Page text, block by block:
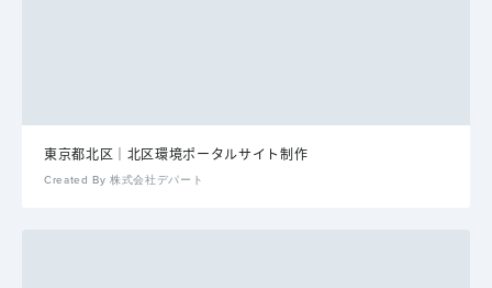
東京都北区｜北区環境ポータルサイト制作
Created By 株式会社デパート